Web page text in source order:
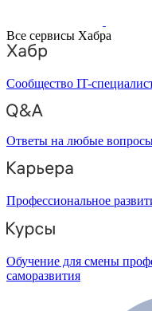
Все сервисы Хабра
Сообщество IT-
Ответы на любые
Профессиональное
Обучение для смены
саморазвития